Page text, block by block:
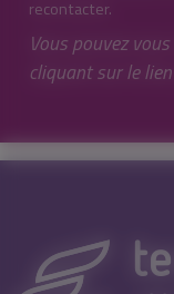
recontacter.
Vous pouvez
cliquant sur le